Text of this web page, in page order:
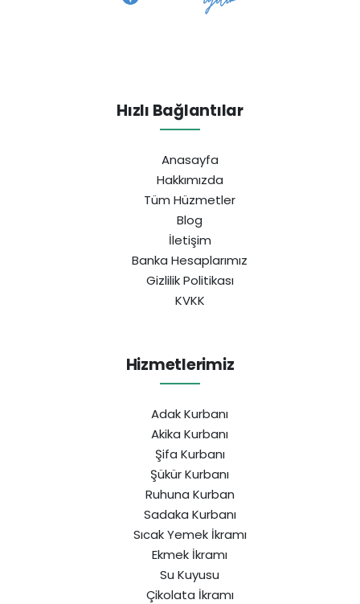
Hızlı Bağlantılar
Anasayfa
Hakkımızda
Tüm Hüzmetler
Blog
İletişim
Banka Hesaplarımız
Gizlilik Politikası
KVKK
Hizmetlerimiz
Adak Kurbanı
Akika Kurbanı
Şifa Kurbanı
Şükür Kurbanı
Ruhuna Kurban
Sadaka Kurbanı
Sıcak Yemek İkramı
Ekmek İkramı
Su Kuyusu
Çikolata İkramı